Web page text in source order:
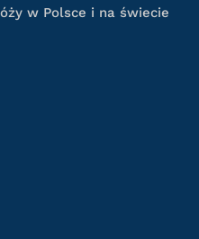
w Polsce i na świecie